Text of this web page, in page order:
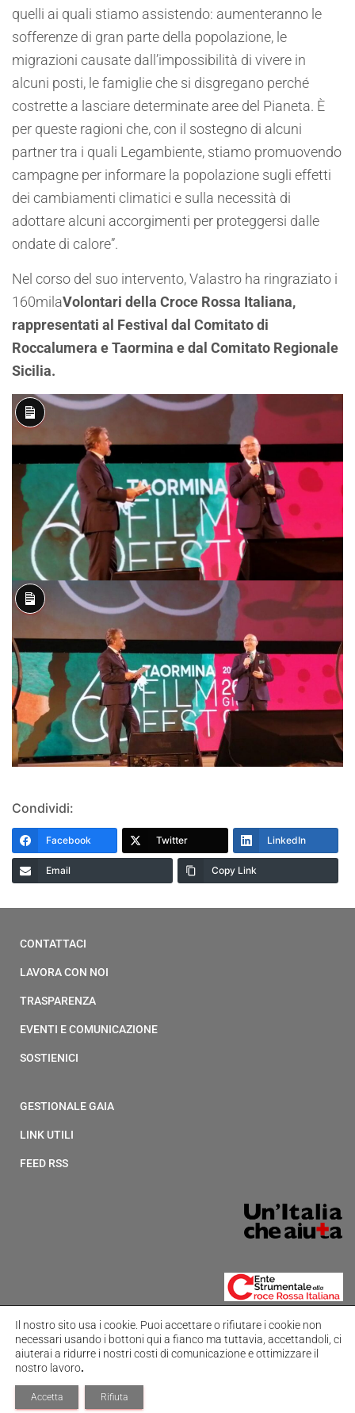
quelli ai quali stiamo assistendo: aumenteranno le
sofferenze di gran parte della popolazione, le
migrazioni causate dall’impossibilità di vivere in
alcuni posti, le famiglie che si disgregano perché
costrette a lasciare determinate aree del Pianeta. È
per queste ragioni che, con il sostegno di alcuni
partner tra i quali Legambiente, stiamo promuovendo
campagne per informare la popolazione sugli effetti
dei cambiamenti climatici e sulla necessità di
adottare alcuni accorgimenti per proteggersi dalle
ondate di calore”.
Nel corso del suo intervento, Valastro ha ringraziato i
160milaVolontari della Croce Rossa Italiana,
rappresentati al Festival dal Comitato di
Roccalumera e Taormina e dal Comitato Regionale
Sicilia.
Descrizione
lunga
Descrizione
Condividi:
Facebook Twitter LinkedIn
Email Copy Link
CONTATTACI
LAVORA CON NOI
TRASPARENZA
EVENTI E COMUNICAZIONE
SOSTIENICI
GESTIONALE GAIA
LINK UTILI
FEED RSS
Hestia | Sviluppato da
Il nostro sito usa i cookie. Puoi accettare o rifiutare i cookie non
necessari usando i bottoni qui a fianco ma tuttavia, accettandoli, ci
aiuterai a ridurre i nostri costi di comunicazione e ottimizzare il
nostro lavoro.
Accetta Rifiuta